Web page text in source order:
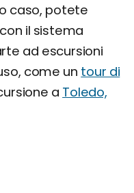
caso, potete
il sistema
ad escursioni
come un tour di
a Toledo,